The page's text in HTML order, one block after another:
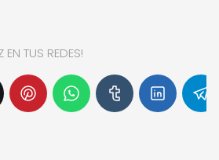
EN TUS REDES!